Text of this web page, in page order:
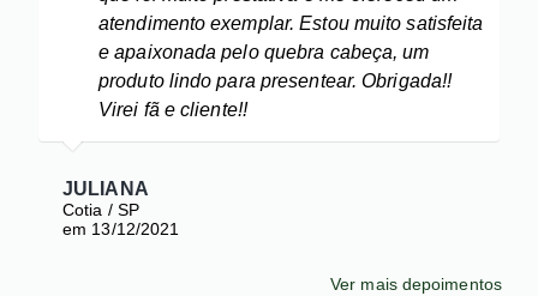
atendimento exemplar. Estou muito satisfeita
e apaixonada pelo quebra cabeça, um
produto lindo para presentear. Obrigada!!
Virei fã e cliente!!
JULIANA
Cotia / SP
em 13/12/2021
Ver mais depoimentos